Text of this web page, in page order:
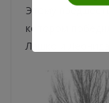
Этому
котором
Лашко и Леонида